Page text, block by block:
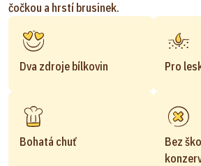
čočkou a hrstí brusinek.
Dva zdroje bílkovin Pro
Bohatá chuť
Bez